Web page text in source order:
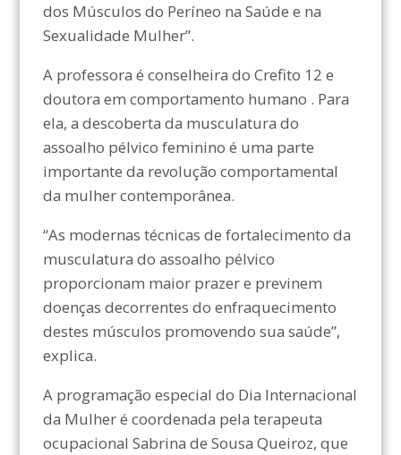
dos Músculos do Períneo na Saúde e na
Sexualidade Mulher”.
A professora é conselheira do Crefito 12 e
doutora em comportamento humano . Para
ela, a descoberta da musculatura do
assoalho pélvico feminino é uma parte
importante da revolução comportamental
da mulher contemporânea.
“As modernas técnicas de fortalecimento da
musculatura do assoalho pélvico
proporcionam maior prazer e previnem
doenças decorrentes do enfraquecimento
destes músculos promovendo sua saúde”,
explica.
A programação especial do Dia Internacional
da Mulher é coordenada pela terapeuta
ocupacional Sabrina de Sousa Queiroz, que